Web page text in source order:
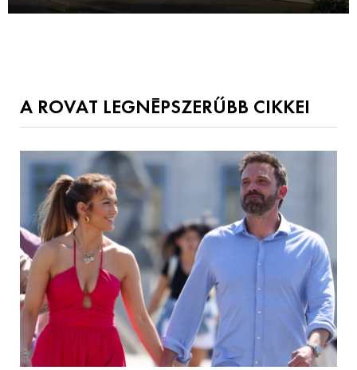
A ROVAT LEGNÉPSZERŰBB CIKKEI